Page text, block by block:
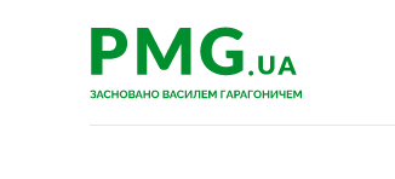
PMG.ua
PMG.ua